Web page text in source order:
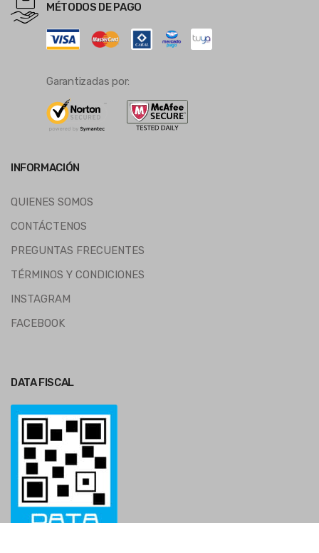
MÉTODOS DE PAGO
Garantizadas por:
INFORMACIÓN
QUIENES SOMOS
CONTÁCTENOS
PREGUNTAS FRECUENTES
TÉRMINOS Y CONDICIONES
INSTAGRAM
FACEBOOK
DATA FISCAL